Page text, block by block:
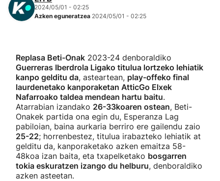
2024/05/01 - 02:25
Azken eguneratzea 2024/05/01 - 02:25
Replasa Beti-Onak 2023-24 denboraldiko
Guerreras Iberdrola Ligako titulua lortzeko lehiatik
kanpo gelditu da, asteartean, play-offeko final
laurdenetako kanporaketan AtticGo Elxek
Nafarroako taldea mendean hartu baitu.
Atarrabian izandako 26-33koaren ostean, Beti-
Onakek partida ona egin du, Esperanza Lag
pabiloian, baina aurkaria berriro ere gailendu zaio
25-22; horrenbestez, titulua irabazteko lehiatik at
gelditu da, kanporaketako azken emaitza 58-
48koa izan baita, eta txapelketako bosgarren
tokia eskuratzen izango du helburu, denboraldiko
azken asteetan.